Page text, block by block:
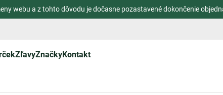
webu a z tohto dôvodu je dočasne pozastavené dokončenie
ZľavyZnačkyKontakt